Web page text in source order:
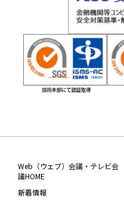
Web（ウェブ）会議・テレビ会
議HOME
新着情報